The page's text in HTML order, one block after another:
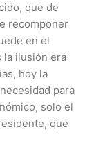
que de
recomponer
en el
la ilusión era
hoy la
para
solo el
que